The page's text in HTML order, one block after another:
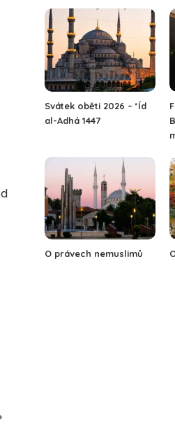
Svátek oběti 2026 – ‘Íd
al-Adhá 1447
O právech nemuslimů